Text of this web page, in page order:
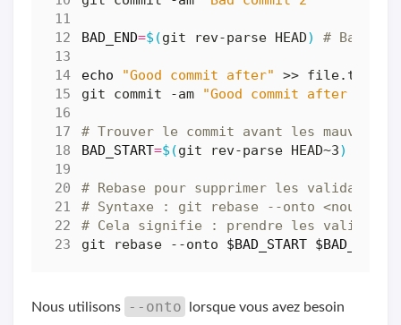
BAD_END=$(git rev-parse HEAD) # Bad
echo "Good commit after"
git commit -am "Good commit after bad
# Trouver le commit avant les mauvais
BAD_START=$(git rev-parse HEAD~3)
# Rebase pour supprimer les
# Syntaxe : git rebase --onto <nouvelle-
# Cela signifie : prendre les validations
git rebase --onto $BAD_START $BAD_END
Nous utilisons --onto
lorsque vous avez besoin